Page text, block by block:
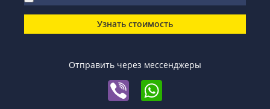
Узнать стоимость
Отправить через мессенджеры